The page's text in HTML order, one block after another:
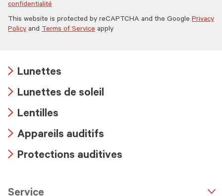
confidentialité
This website is protected by reCAPTCHA and the Google Privacy
Policy and Terms of Service apply
icon
Lunettes
icon
Lunettes de soleil
icon
Lentilles
icon
Appareils auditifs
Protections auditives
Service